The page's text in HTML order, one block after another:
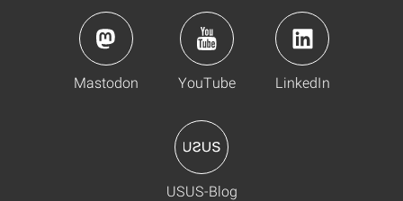
Mastodon YouTube LinkedIn
USUS-Blog